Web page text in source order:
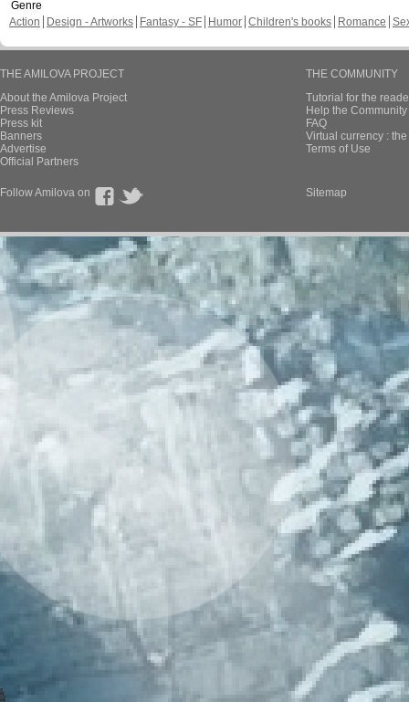
Genre
Action
Design - Artworks Fantasy - SF Humor Children's books Romance
THE AMILOVA PROJECT
About the Amilova Project
Press Reviews
Press kit
Banners
Advertise
Official Partners
THE COMMUNITY
Tutorial for the
Help the
FAQ
Virtual currency :
Terms of Use
Follow Amilova on Sitemap